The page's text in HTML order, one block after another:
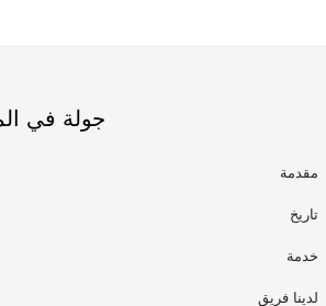
مقدمة
تاريخ
خدمة
لدينا فريق
جولة في